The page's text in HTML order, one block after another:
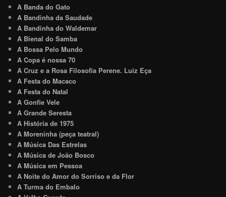
A Banda do Gato
A Bandinha da Saudade
A Bandinha do Waldemar
A Bienal do Samba
A Bossa Pelo Mundo
A Copa é nossa 70
A Cruz e a Rosa Filosofia Perene. Luiz Eça
A Festa do Macaco
A Festa do Natal
A Gonfie Vele
A Grande Seresta
A História de 1975
A Moreninha (peça teatral)
A Música Das Estrelas
A Música de João Bosco
A Música em Pessoa
A Noite do Amor do Sorriso e da Flor
A Turma do Embalo